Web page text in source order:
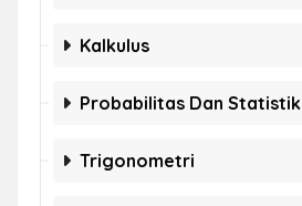
Kalkulus
Probabilitas Dan Statistik
Trigonometri